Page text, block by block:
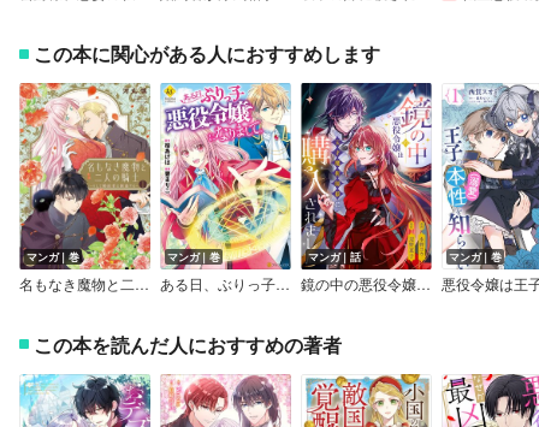
この本に関心がある人におすすめします
マンガ｜巻
名もなき魔物と二人の騎士～そして婚約者は困惑する～【電子限定特典おまけページ付き】
マンガ｜巻
ある日、ぶりっ子悪役令嬢になりまして。
マンガ｜話
鏡の中の悪役令嬢は天才魔術師様に購入されました
マンガ｜巻
この本を読んだ人におすすめの著者